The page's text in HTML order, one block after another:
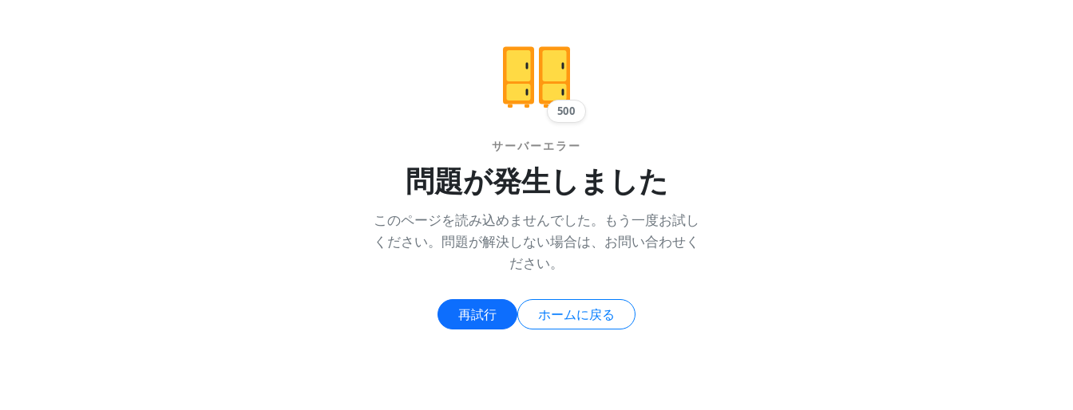
500
サーバーエラー
問題が発生しました
このページを読み込めませんでした。もう一度お試し
ください。問題が解決しない場合は、お問い合わせく
ださい。
再試行 ホームに戻る